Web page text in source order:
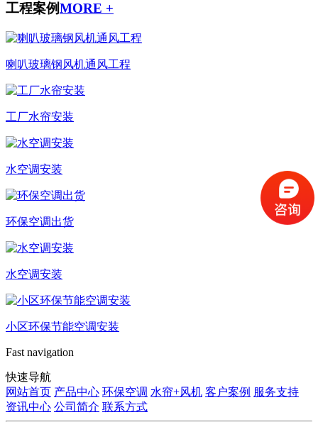
工程案例MORE +
喇叭玻璃钢风机通风工程
工厂水帘安装
水空调安装
环保空调出货
水空调安装
小区环保节能空调安装
Fast navigation
快速导航
网站首页 产品中心 环保空调 水帘+风机 客户案例 服务支持
资讯中心 公司简介 联系方式